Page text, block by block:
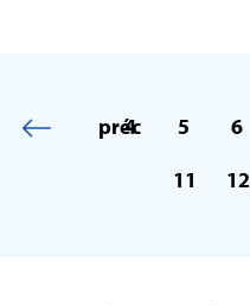
préc
4 5 6
11
12